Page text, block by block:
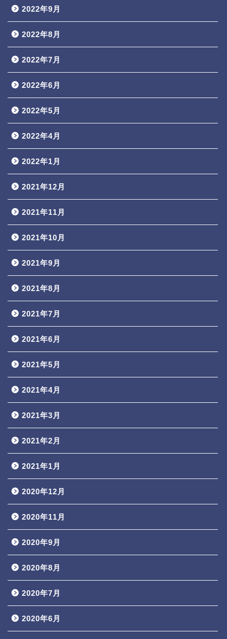
2022年9月
2022年8月
2022年7月
2022年6月
2022年5月
2022年4月
2022年1月
2021年12月
2021年11月
2021年10月
2021年9月
2021年8月
2021年7月
2021年6月
2021年5月
2021年4月
2021年3月
2021年2月
2021年1月
2020年12月
2020年11月
2020年9月
2020年8月
2020年7月
2020年6月